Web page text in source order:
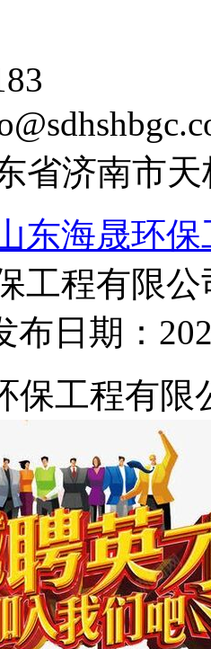
省济南市
东海晟环
工程有限
布日期：
保工程有